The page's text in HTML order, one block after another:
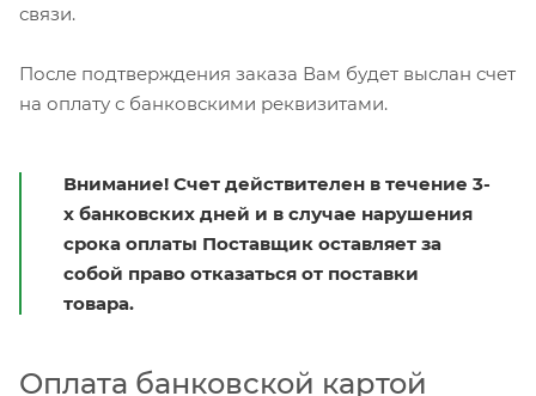
связи.
После подтверждения заказа Вам будет выслан счет
на оплату с банковскими реквизитами.
Внимание! Счет действителен в течение 3-
х банковских дней и в случае нарушения
срока оплаты Поставщик оставляет за
собой право отказаться от поставки
товара.
Оплата банковской картой